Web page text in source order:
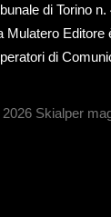
di Torino
Mulatero Editore
di
Skialper